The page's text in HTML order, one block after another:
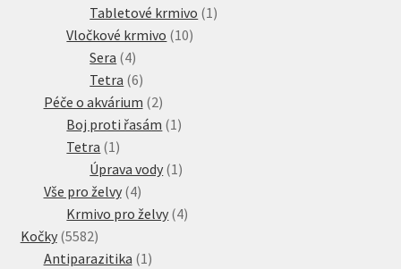
produkt
Tabletové krmivo 1 1
Vločkové krmivo 1010
Sera 44
produkty
Tetra 66
produktů
Péče o akvárium 22
produkty
Boj proti řasám 1 1
Tetra 1 1
produkt
Úprava vody 1 1
Vše pro želvy 44
produkty
Krmivo pro želvy 44
Kočky 55825582
produktů
Antiparazitika 1 1